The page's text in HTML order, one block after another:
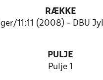
RÆKKE
11:11 (2008) - DBU
PULJE
Pulje 1